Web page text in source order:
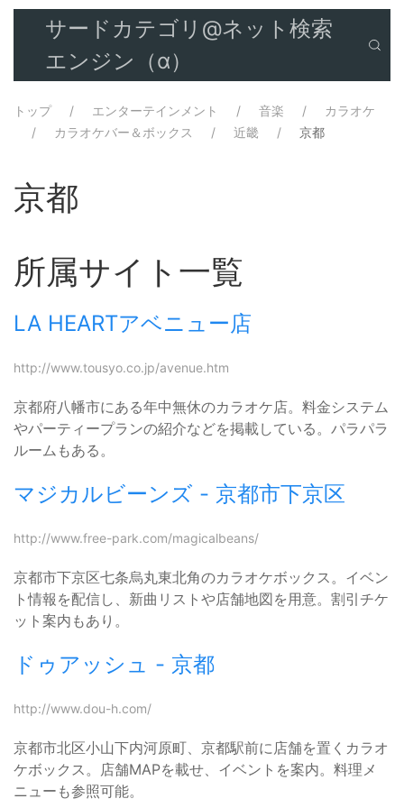
サードカテゴリ@ネット検索
エンジン（α）
トップ エンターテインメント 音楽
カラオケ
カラオケバー＆ボックス
近畿 京都
京都
所属サイト一覧
LA HEARTアベニュー店
http://www.tousyo.co.jp/avenue.htm
京都府八幡市にある年中無休のカラオケ店。料金システム
やパーティープランの紹介などを掲載している。パラパラ
ルームもある。
マジカルビーンズ - 京都市下京区
http://www.free-park.com/magicalbeans/
京都市下京区七条烏丸東北角のカラオケボックス。イベン
ト情報を配信し、新曲リストや店舗地図を用意。割引チケ
ット案内もあり。
ドゥアッシュ - 京都
http://www.dou-h.com/
京都市北区小山下内河原町、京都駅前に店舗を置くカラオ
ケボックス。店舗MAPを載せ、イベントを案内。料理メ
ニューも参照可能。